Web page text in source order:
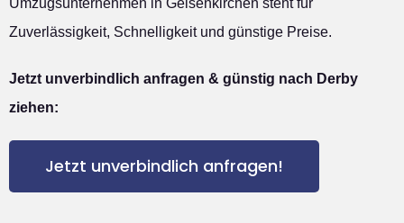
Umzugsunternehmen in Gelsenkirchen steht für
Zuverlässigkeit, Schnelligkeit und günstige Preise.
Jetzt unverbindlich anfragen & günstig nach Derby
ziehen:
Jetzt unverbindlich anfragen!